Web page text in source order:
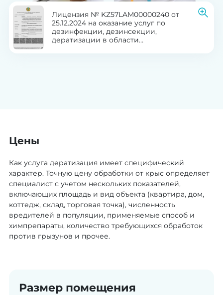
Лицензия № KZ57LAM00000240 от
25.12.2024 на оказание услуг по
дезинфекции, дезинсекции,
дератизации в области
Цены
Как услуга дератизация имеет специфический
характер. Точную цену обработки от крыс определяет
специалист с учетом нескольких показателей,
включающих площадь и вид объекта (квартира, дом,
коттедж, склад, торговая точка), численность
вредителей в популяции, применяемые способ и
химпрепараты, количество требующихся обработок
против грызунов и прочее.
Размер помещения